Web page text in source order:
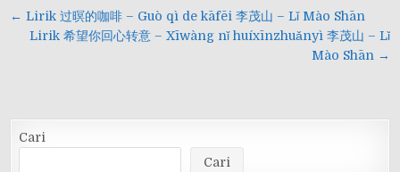
Navigasi
pos
← Lirik 过暝的咖啡 – Guò qì de kāfēi 李茂山 – Lǐ Mào Shān
Lirik 希望你回心转意 – Xīwàng nǐ huíxīnzhuǎnyì 李茂山 – Lǐ
Mào Shān →
Cari
Cari